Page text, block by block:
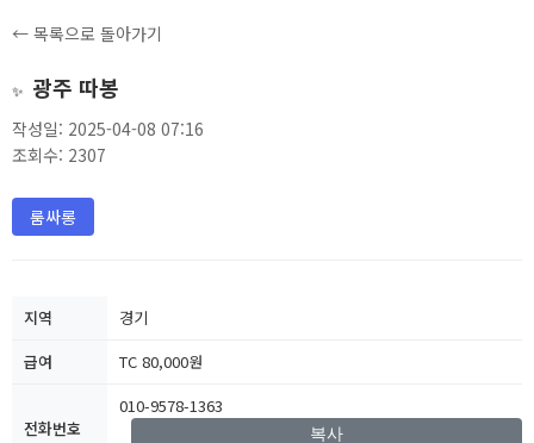
← 목록으로 돌아가기
✨ 광주 따봉
작성일: 2025-04-08 07:16
조회수: 2307
룸싸롱
지역
경기
급여
TC 80,000원
전화번호
010-9578-1363
복사